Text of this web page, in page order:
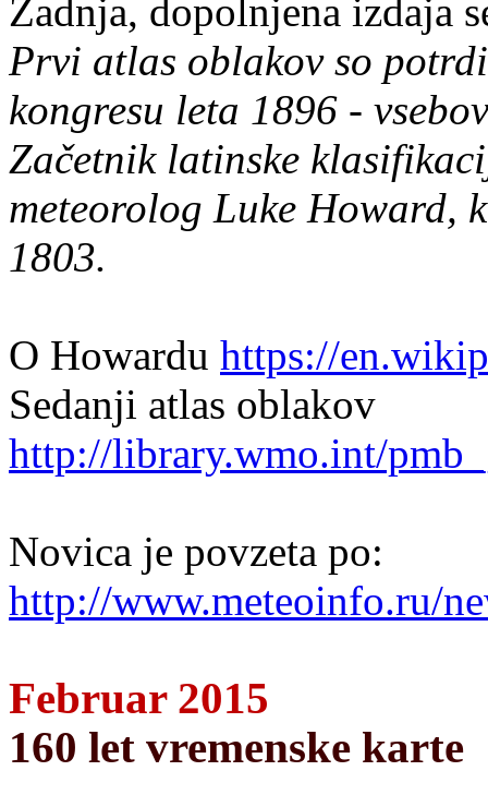
Zadnja, dopolnjena izdaja
Prvi atlas oblakov so
kongresu leta 1896 -
Začetnik latinske
meteorolog Luke Howard,
1803.
O Howardu https://
Sedanji atlas oblakov
http://library.wmo.int/
Novica je povzeta po:
http://www.meteoinfo.ru/
Februar 2015
160 let vremenske karte